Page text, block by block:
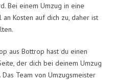
Bei einem Umzug in eine
Kosten auf dich zu, daher ist
aus Bottrop hast du einen
der dich bei deinem Umzug
Team von Umzugsmeister